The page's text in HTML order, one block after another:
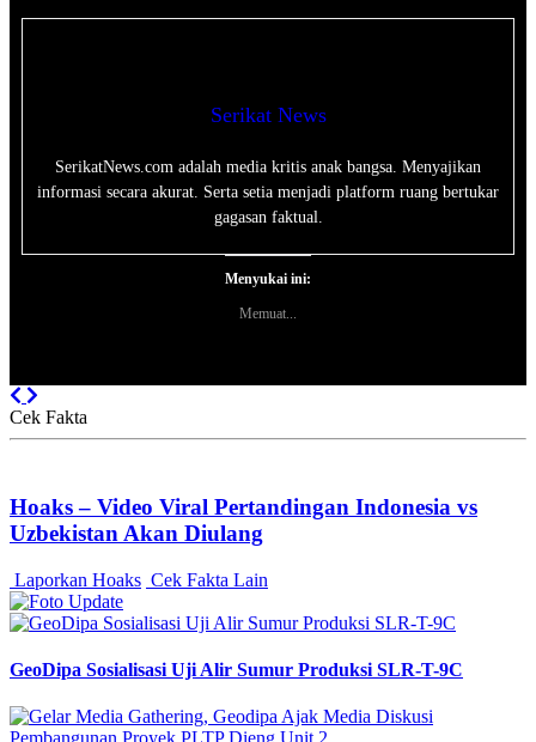
Serikat News
SerikatNews.com adalah media kritis anak bangsa. Menyajikan
informasi secara akurat. Serta setia menjadi platform ruang bertukar
gagasan faktual.
Menyukai ini:
Memuat...
Previous
Cek Fakta
Hoaks – Video Viral Pertandingan Indonesia vs
Uzbekistan Akan Diulang
Laporkan Hoaks Cek Fakta Lain
GeoDipa Sosialisasi Uji Alir Sumur Produksi SLR-T-9C